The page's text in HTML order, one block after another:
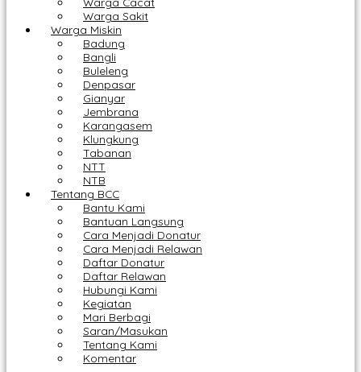
Warga Sakit
Warga Miskin
Badung
Bangli
Buleleng
Denpasar
Gianyar
Jembrana
Karangasem
Klungkung
Tabanan
NTT
NTB
Tentang BCC
Bantu Kami
Bantuan Langsung
Cara Menjadi Donatur
Cara Menjadi Relawan
Daftar Donatur
Daftar Relawan
Hubungi Kami
Kegiatan
Mari Berbagi
Saran/Masukan
Tentang Kami
Komentar